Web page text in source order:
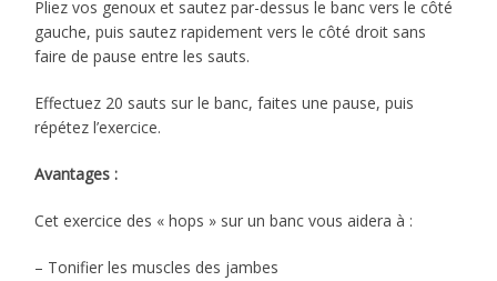
Pliez vos genoux et sautez par-dessus le banc vers le côté
gauche, puis sautez rapidement vers le côté droit sans
faire de pause entre les sauts.
Effectuez 20 sauts sur le banc, faites une pause, puis
répétez l’exercice.
Avantages :
Cet exercice des « hops » sur un banc vous aidera à :
– Tonifier les muscles des jambes